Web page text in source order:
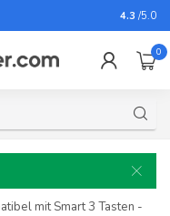
Für fast
4.3 /5.0
0
mit Smart 3 Tasten -